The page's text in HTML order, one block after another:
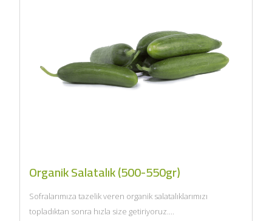
Organik Salatalık (500-550gr)
Sofralarımıza tazelik veren organik salatalıklarımızı
topladıktan sonra hızla size getiriyoruz....